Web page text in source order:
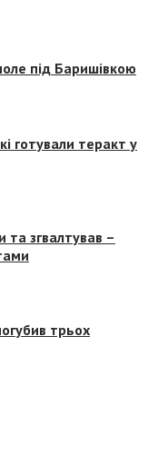
під Баришівкою
готували теракт у
та згвалтував –
трьох